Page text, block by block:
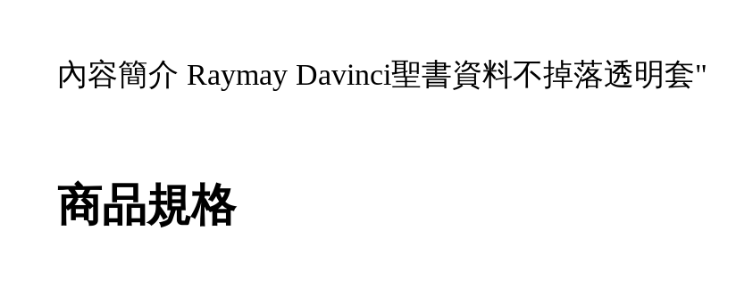
內容簡介 Raymay Davinci聖書資料不掉落透明套"
商品規格